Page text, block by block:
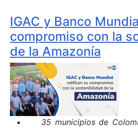
IGAC y Banco
compromiso con la
de la Amazonía
35 municipios de